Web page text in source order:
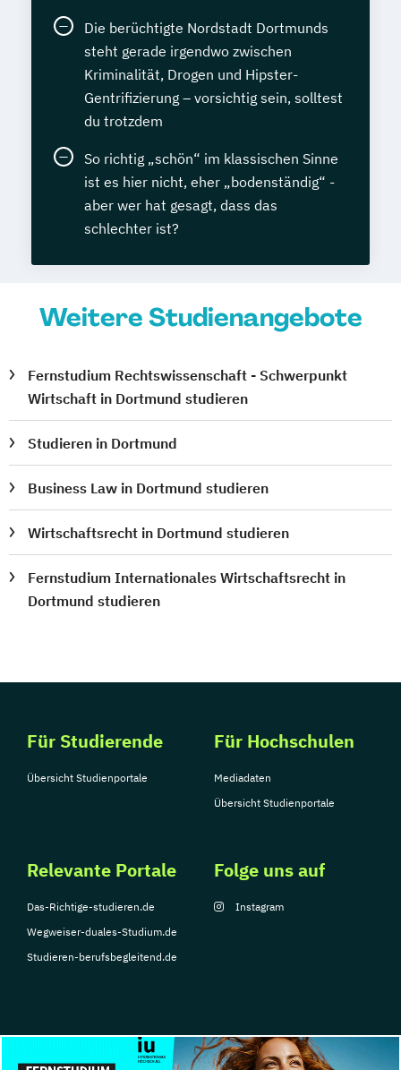
Die berüchtigte Nordstadt Dortmunds
steht gerade irgendwo zwischen
Kriminalität, Drogen und Hipster-
Gentrifizierung – vorsichtig sein, solltest
du trotzdem
So richtig „schön“ im klassischen Sinne
ist es hier nicht, eher „bodenständig“ -
aber wer hat gesagt, dass das
schlechter ist?
Weitere Studienangebote
Fernstudium Rechtswissenschaft - Schwerpunkt
Wirtschaft in Dortmund studieren
Studieren in Dortmund
Business Law in Dortmund studieren
Wirtschaftsrecht in Dortmund studieren
Fernstudium Internationales Wirtschaftsrecht in
Dortmund studieren
Für Studierende
Übersicht Studienportale
Für Hochschulen
Mediadaten
Übersicht Studienportale
Relevante Portale
Das-Richtige-studieren.de
Wegweiser-duales-Studium.de
Studieren-berufsbegleitend.de
Folge uns auf
Instagram